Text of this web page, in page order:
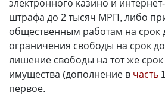
электронного казино и
штрафа до 2 тысяч МРП, либо
общественным работам на срок
ограничения свободы на срок
лишение свободы на тот же
имущества (дополнение в часть
первое.